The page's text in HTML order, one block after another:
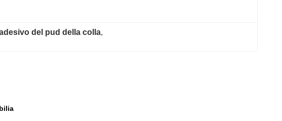
del pud della colla,